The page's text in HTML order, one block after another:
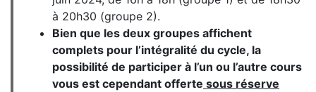
à 20h30 (groupe 2).
Bien que les deux groupes affichent
complets pour l’intégralité du cycle, la
possibilité de participer à l’un ou l’autre cours
vous est cependant offerte sous réserve